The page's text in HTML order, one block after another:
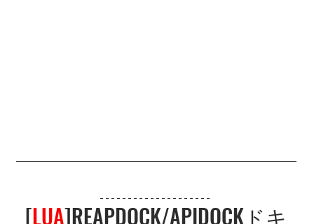
[LUA]REAPDOCK/APIDOCKドキ